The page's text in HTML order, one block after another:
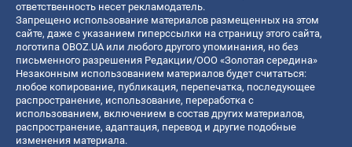
ответственность несет рекламодатель.
Запрещено использование материалов размещенных на этом
сайте, даже с указанием гиперссылки на страницу этого сайта,
логотипа OBOZ.UA или любого другого упоминания, но без
письменного разрешения Редакции/ООО «Золотая середина»
Незаконным использованием материалов будет считаться:
любое копирование, публикация, перепечатка, последующее
распространение, использование, переработка с
использованием, включением в состав других материалов,
распространение, адаптация, перевод и другие подобные
изменения материала.